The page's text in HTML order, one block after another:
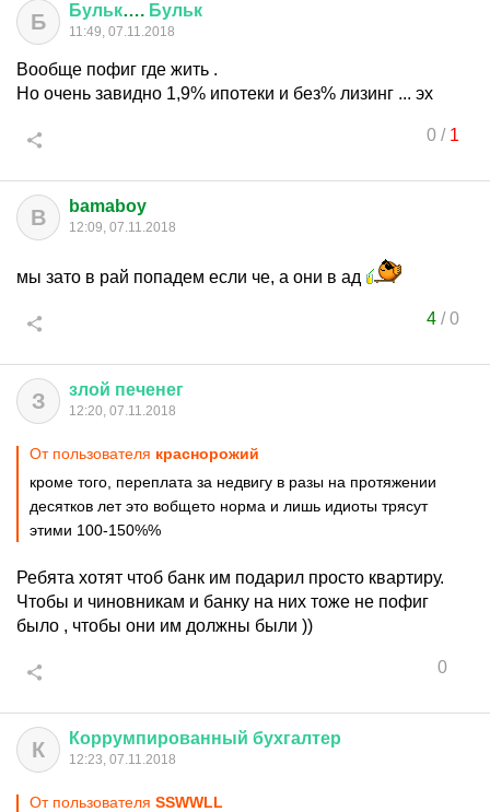
Б Бульк…. Бульк
11:49, 07.11.2018
Вообще пофиг где жить .
Но очень завидно 1,9% ипотеки и без% лизинг ... эх
0/ 1
B bamaboy
12:09, 07.11.2018
мы зато в рай попадем если че, а они в ад
4/0
З злой печенег
12:20, 07.11.2018
От пользователя краснорожий
кроме того, переплата за недвигу в разы на протяжении
десятков лет это вобщето норма и лишь идиоты трясут
этими 100-150%%
Ребята хотят чтоб банк им подарил просто квартиру.
Чтобы и чиновникам и банку на них тоже не пофиг
было , чтобы они им должны были ))
0
К Коррумпированный бухгалтер
12:23, 07.11.2018
От пользователя SSWWLL